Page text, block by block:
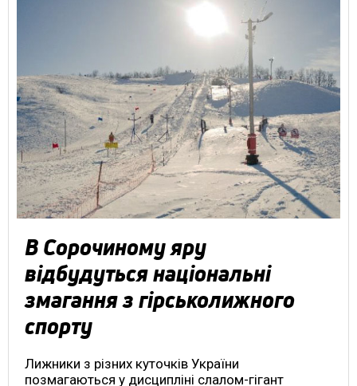
В Сорочиному яру
відбудуться національні
змагання з гірськолижного
спорту
Лижники з різних куточків України
позмагаються у дисципліні слалом-гігант